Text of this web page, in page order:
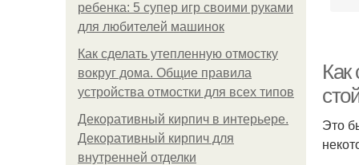
ребенка: 5 супер игр своими руками
для любителей машинок
Как сделать утепленную отмостку
вокруг дома. Общие правила
устройства отмостки для всех типов
Декоративный кирпич в интерьере.
Декоративный кирпич для
внутренней отделки
Как
Это